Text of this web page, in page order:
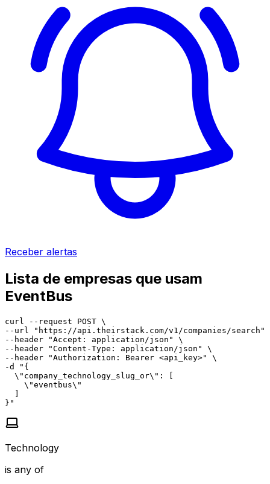
Receber alertas
Lista de empresas que usam
EventBus
curl --request POST \
--url "https://api.theirstack.com/v1/companies/search"
--header "Accept: application/json" \
--header "Content-Type: application/json" \
--header "Authorization: Bearer <api_key>" \
-d "{
  \"company_technology_slug_or\": [
    \"eventbus\"
  ]
}"
Technology
is any of